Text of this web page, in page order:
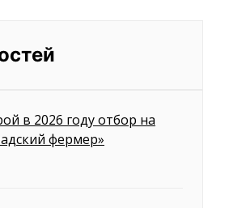
в 2026 году отбор на
фермер»